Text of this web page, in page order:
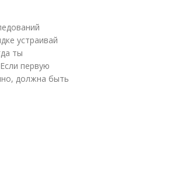
устраивай
ты
первую
должна быть